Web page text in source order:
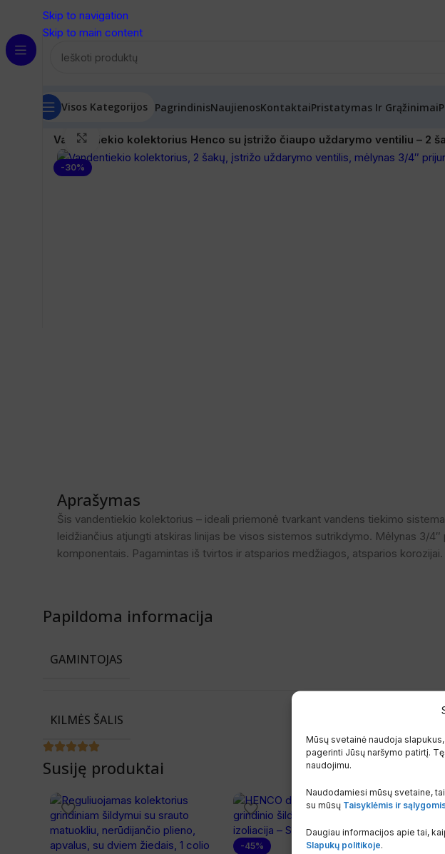
Mūsų svetainė naudoja
pagerinti Jūsų naršymo patirtį.
naudojimu.
Naudodamiesi mūsų svetaine,
su mūsų Taisyklėmis ir
Daugiau informacijos apie tai,
Slapukų politikoje.
Skip to navigation
Skip to main content
Visos Kategorijos PagrindinisNaujienosKontaktaiPristatymas Ir Grąžinimai
Pradžia
Vandentiekio kolektorius Henco su įstrižo čiaupo uždarymo ventiliu – 2
-30%
Spustelėkite, norėdami padidinti
Aprašymas
Šis vandentiekio kolektorius – ideali priemonė tvarkant vandens tiekimo
leidžiančius atjungti atskiras linijas be visos sistemos sutrikdymo. Mėlynas 3/
komponentais. Pagamintas iš tvirtos ir atsparios medžiagos, atsparios
Papildoma informacija
GAMINTOJAS
KILMĖS ŠALIS
Susiję produktai
-45%